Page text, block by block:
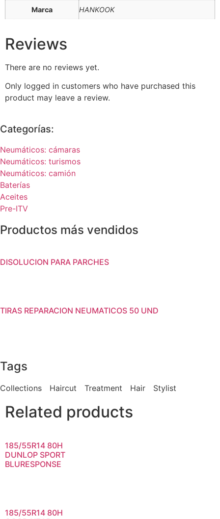
Marca HANKOOK
Reviews
There are no reviews yet.
Only logged in customers who have purchased this
product may leave a review.
Categorías:
Neumáticos: cámaras
Neumáticos: turismos
Neumáticos: camión
Baterías
Aceites
Pre-ITV
Productos más vendidos
DISOLUCION PARA PARCHES
TIRAS REPARACION NEUMATICOS 50 UND
Tags
Collections Haircut Treatment Hair Stylist
Related products
185/55R14 80H
DUNLOP SPORT
BLURESPONSE
185/55R14 80H